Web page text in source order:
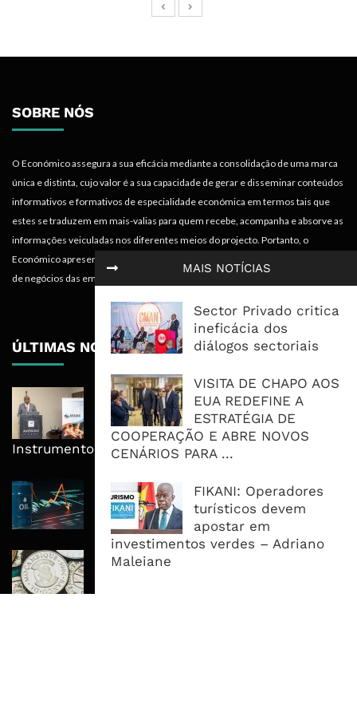
MAIS NOTÍCIAS
Sector Privado critica
ineficácia dos
diálogos sectoriais
VISITA DE CHAPO AOS
EUA REDEFINE A
ESTRATÉGIA DE
COOPERAÇÃO E ABRE NOVOS
CENÁRIOS PARA ...
FIKANI: Operadores
turísticos devem
apostar em
investimentos verdes – Adriano
Maleiane
SOBRE NÓS
O Económico assegura a sua eficácia mediante a consolidação de uma marca
única e distinta, cujo valor é a sua capacidade de gerar e disseminar conteúdos
informativos e formativos de especialidade económica em termos tais que
estes se traduzem em mais-valias para quem recebe, acompanha e absorve as
informações veiculadas nos diferentes meios do projecto. Portanto, o
Económico apresenta valências importantes para os objectivos institucionais e
de negócios das empresas.
ÚLTIMAS NOTÍCIAS
AdeM Quer Escalar Fundo
Revolvente Para Transformar
Ligações Domiciliárias Em
Instrumento De Inclusão
Petróleo Fecha Semana Em Forte
Queda, Mas Hormuz Mantém O
Mercado Longe Da Normalidade
Economia Moçambicana Procura